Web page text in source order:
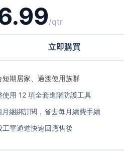
/qtr
立即購買
短期居家、過渡使用族群
使用 12 項全套進階防護工具
綑綁訂閱，省去每月續費手續
工單通道快速回應售後